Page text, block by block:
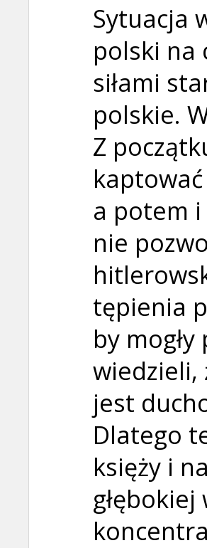
Sytuacja
polski na
siłami
polskie.
Z
a potem i
nie
tępienia
by
wiedzieli,
jest
Dlatego
księży i